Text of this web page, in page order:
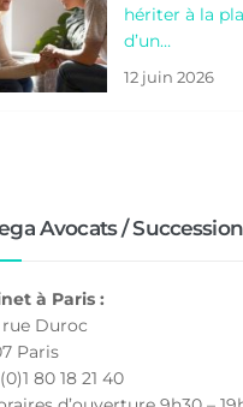
hériter à la
d’un…
12 juin 2026
Avocats / Succession
à Paris :
rue Duroc
Paris
80 18 21 40